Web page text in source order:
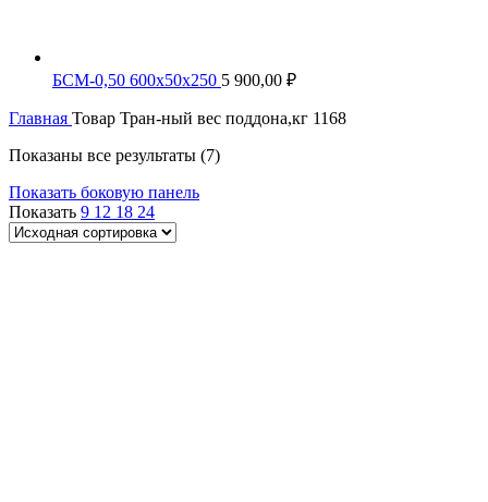
БСМ-0,50 600х50х250 5 900,00 ₽
Главная Товар Тран-ный вес поддона,кг 1168
Показаны все результаты (7)
Показать боковую панель
Показать 9 12 18 24